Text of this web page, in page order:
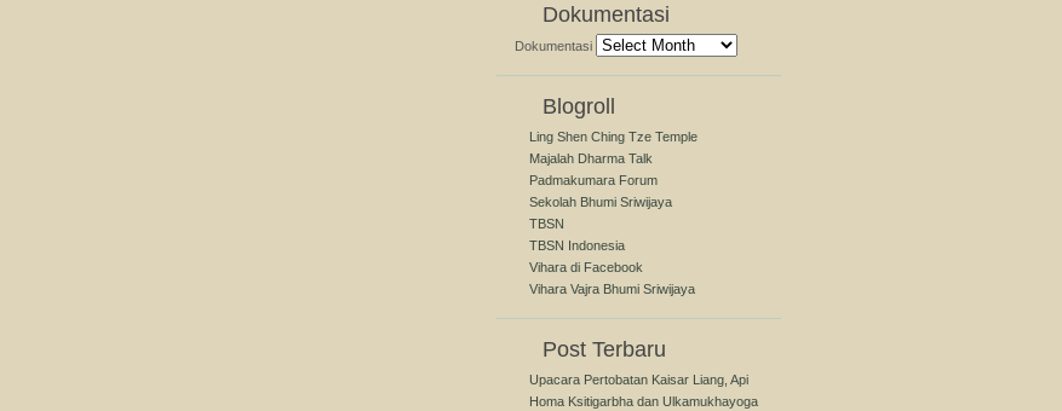
Dokumentasi
Dokumentasi
Blogroll
Ling Shen Ching Tze Temple
Majalah Dharma Talk
Padmakumara Forum
Sekolah Bhumi Sriwijaya
TBSN
TBSN Indonesia
Vihara di Facebook
Vihara Vajra Bhumi Sriwijaya
Post Terbaru
Upacara Pertobatan Kaisar Liang, Api
Homa Ksitigarbha dan Ulkamukhayoga